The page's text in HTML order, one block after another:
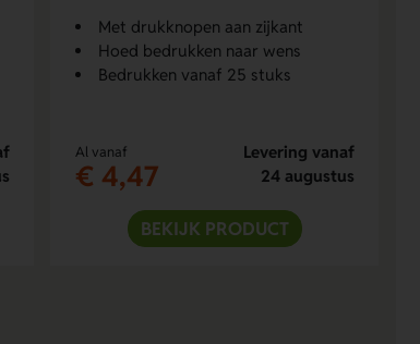
Met drukknopen aan zijkant
Hoed bedrukken naar wens
Bedrukken vanaf 25 stuks
Al vanaf
€ 4,47
Levering vanaf
24 augustus
BEKIJK PRODUCT